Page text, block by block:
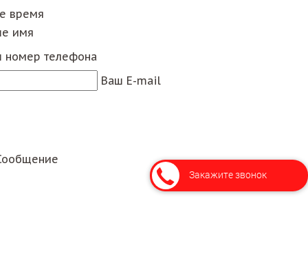
время
имя
номер телефона
Ваш E-mail
Закажите звонок